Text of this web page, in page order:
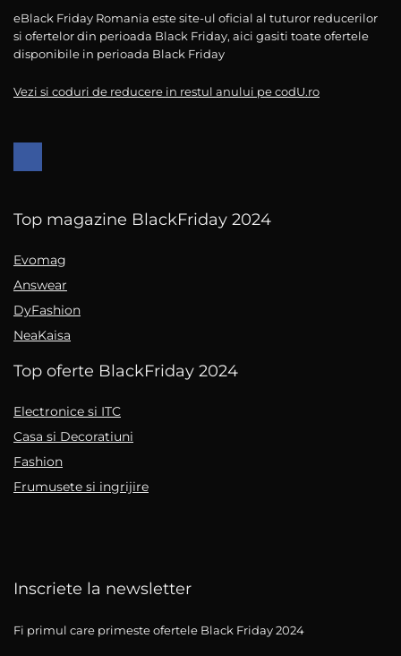
eBlack Friday Romania este site-ul oficial al tuturor reducerilor
si ofertelor din perioada Black Friday, aici gasiti toate ofertele
disponibile in perioada Black Friday
Vezi si coduri de reducere in restul anului pe codU.ro
Top magazine BlackFriday 2024
Evomag
Answear
DyFashion
NeaKaisa
Top oferte BlackFriday 2024
Electronice si ITC
Casa si Decoratiuni
Fashion
Frumusete si ingrijire
Inscriete la newsletter
Fi primul care primeste ofertele Black Friday 2024